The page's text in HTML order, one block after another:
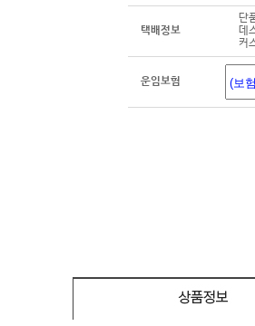
택배정보
단
데
커
운임보험